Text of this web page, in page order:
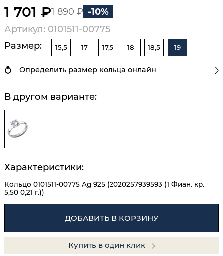
1 701 ₽1 890 ₽ -10%
Артикул: 0101511-00775
Размер:
15,5 17 17,5 18 18,5 19
Определить размер кольца онлайн
В другом варианте:
Характеристики:
Кольцо 0101511-00775 Ag 925 (2020257939593 (1 Фиан. кр.
5,50 0,21 г.))
ДОБАВИТЬ В КОРЗИНУ
Купить в один клик